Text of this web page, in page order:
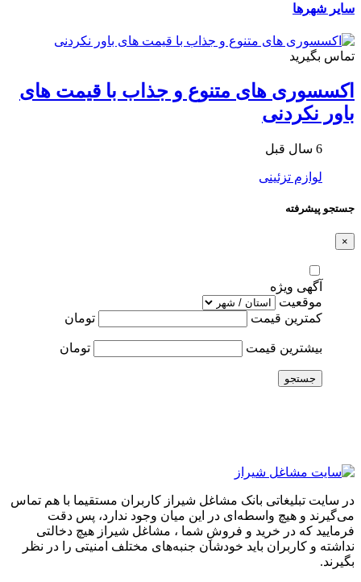
سایر شهرها
تماس بگیرید
اکسسوری های متنوع و جذاب با قیمت های
باور نکردنی
6 سال قبل
لوازم تزئینی
جستجو پیشرفته
×
آگهی ویژه
موقعیت
کمترین قیمت
تومان
بیشترین قیمت تومان
جستجو
در سایت تبلیغاتی بانک مشاغل شیراز کاربران مستقیما با هم تماس
می‌گیرند و هیچ واسطه‌ای در این میان وجود ندارد، پس دقت
فرمایید که در خرید و فروشِ شما ، مشاغل شیراز هیچ دخالتی
نداشته و کاربران باید خودشان جنبه‌های مختلف امنیتی را در نظر
بگیرند.